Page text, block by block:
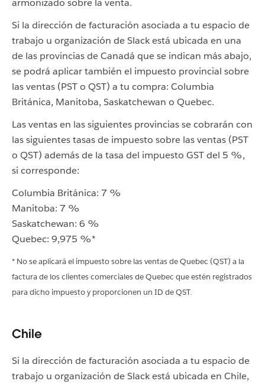
Si la dirección de facturación asociada a tu espacio de
trabajo u organización de Slack está ubicada en una
de las provincias de Canadá que se indican más abajo,
se podrá aplicar también el impuesto provincial sobre
las ventas (PST o QST) a tu compra: Columbia
Británica, Manitoba, Saskatchewan o Quebec.
Las ventas en las siguientes provincias se cobrarán con
las siguientes tasas de impuesto sobre las ventas (PST
o QST) además de la tasa del impuesto GST del 5 %,
si corresponde:
Columbia Británica: 7 %
Manitoba: 7 %
Saskatchewan: 6 %
Quebec: 9,975 %*
* No se aplicará el impuesto sobre las ventas de Quebec (QST) a la
factura de los clientes comerciales de Quebec que estén registrados
para dicho impuesto y proporcionen un ID de QST.
Chile
Si la dirección de facturación asociada a tu espacio de
trabajo u organización de Slack está ubicada en Chile,